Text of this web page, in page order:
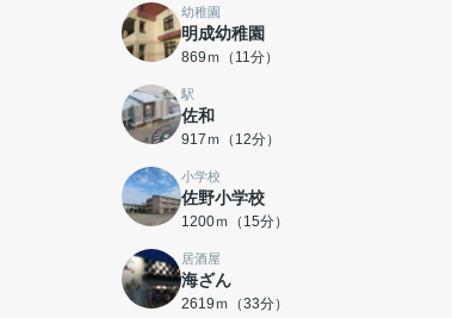
幼稚園
明成幼稚園
869ｍ（11分）
駅
佐和
917ｍ（12分）
小学校
佐野小学校
1200ｍ（15分）
居酒屋
海ざん
2619ｍ（33分）